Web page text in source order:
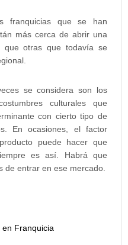
franquicias que se han
más cerca de abrir una
que otras que todavía se
se considera son los
culturales que
con cierto tipo de
En ocasiones, el factor
puede hacer que
es así. Habrá que
de entrar en ese mercado.
Franquicia